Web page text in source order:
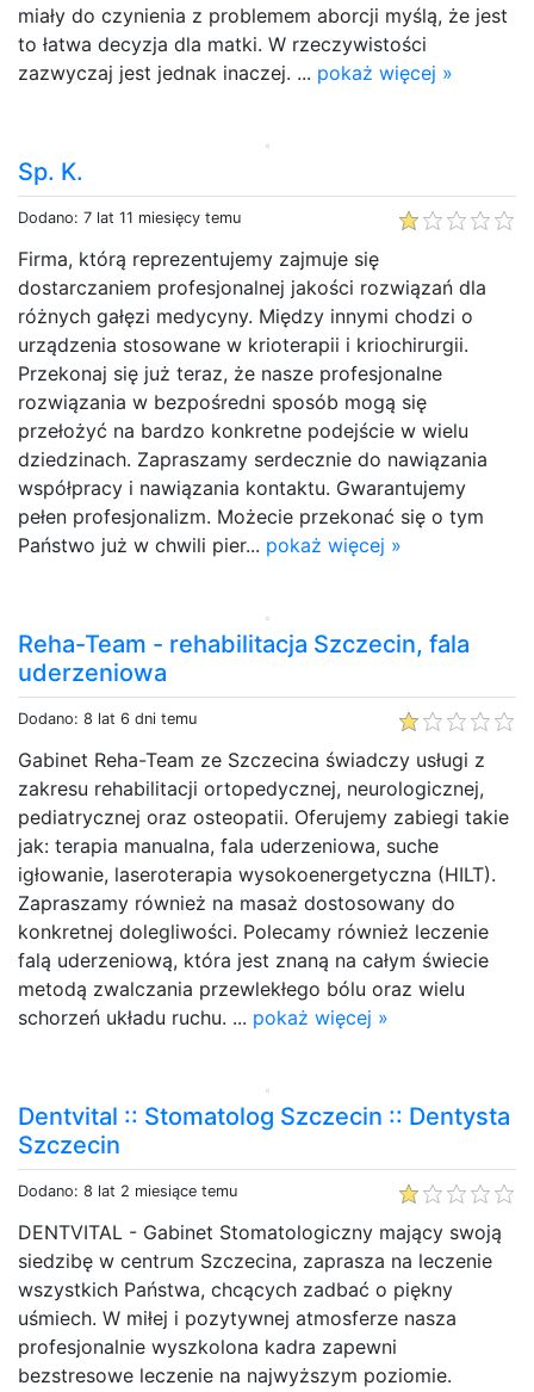
miały do czynienia z problemem aborcji myślą, że jest
to łatwa decyzja dla matki. W rzeczywistości
zazwyczaj jest jednak inaczej. ... pokaż więcej »
Sp. K.
Dodano: 7 lat 11 miesięcy temu
Firma, którą reprezentujemy zajmuje się
dostarczaniem profesjonalnej jakości rozwiązań dla
różnych gałęzi medycyny. Między innymi chodzi o
urządzenia stosowane w krioterapii i kriochirurgii.
Przekonaj się już teraz, że nasze profesjonalne
rozwiązania w bezpośredni sposób mogą się
przełożyć na bardzo konkretne podejście w wielu
dziedzinach. Zapraszamy serdecznie do nawiązania
współpracy i nawiązania kontaktu. Gwarantujemy
pełen profesjonalizm. Możecie przekonać się o tym
Państwo już w chwili pier... pokaż więcej »
Reha-Team - rehabilitacja Szczecin, fala
uderzeniowa
Dodano: 8 lat 6 dni temu
Gabinet Reha-Team ze Szczecina świadczy usługi z
zakresu rehabilitacji ortopedycznej, neurologicznej,
pediatrycznej oraz osteopatii. Oferujemy zabiegi takie
jak: terapia manualna, fala uderzeniowa, suche
igłowanie, laseroterapia wysokoenergetyczna (HILT).
Zapraszamy również na masaż dostosowany do
konkretnej dolegliwości. Polecamy również leczenie
falą uderzeniową, która jest znaną na całym świecie
metodą zwalczania przewlekłego bólu oraz wielu
schorzeń układu ruchu. ... pokaż więcej »
Dentvital :: Stomatolog Szczecin :: Dentysta
Szczecin
Dodano: 8 lat 2 miesiące temu
DENTVITAL - Gabinet Stomatologiczny mający swoją
siedzibę w centrum Szczecina, zaprasza na leczenie
wszystkich Państwa, chcących zadbać o piękny
uśmiech. W miłej i pozytywnej atmosferze nasza
profesjonalnie wyszkolona kadra zapewni
bezstresowe leczenie na najwyższym poziomie.